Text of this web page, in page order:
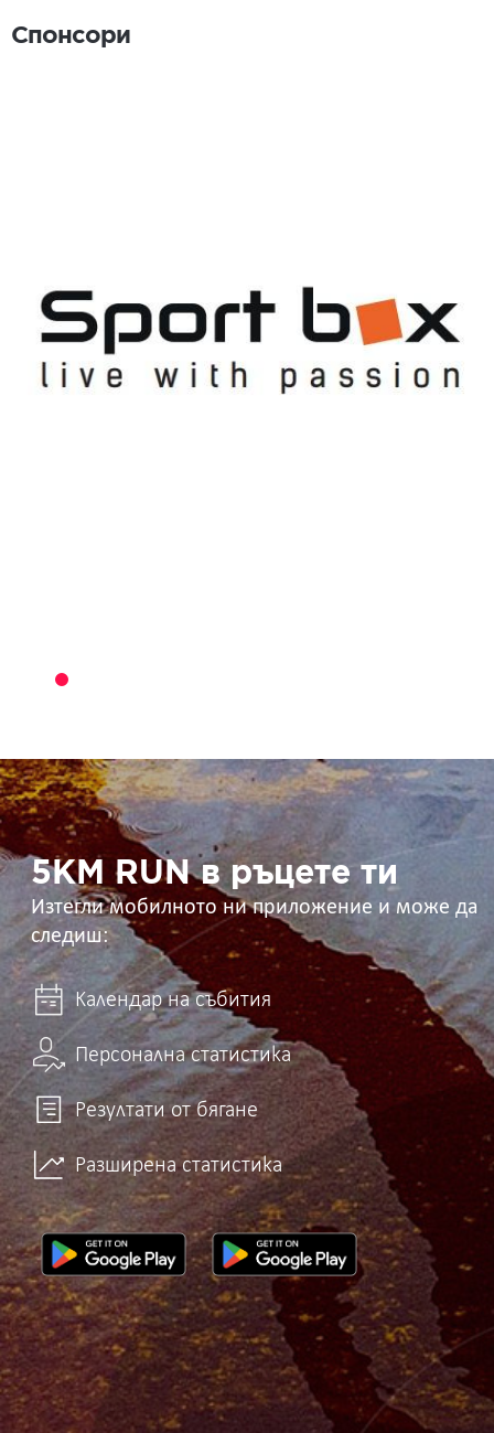
Спонсори
5KM
RUN
в
ръцете
ти 5KM RUN в ръцете ти
Изтегли мобилното ни приложение и може да
следиш:
Календар на събития
Персонална статистика
Резултати от бягане
Разширена статистика